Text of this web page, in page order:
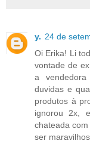
y. 24 de
Oi Erika! Li
vontade de
a
duvidas e
produtos à
ignorou 2x,
chateada
ser